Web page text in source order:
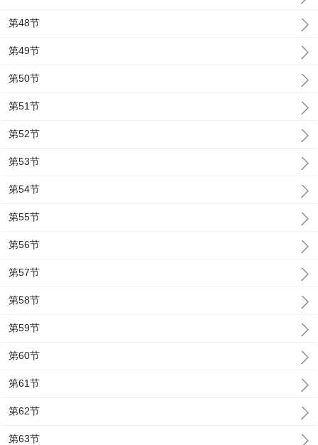
第48节
第49节
第50节
第51节
第52节
第53节
第54节
第55节
第56节
第57节
第58节
第59节
第60节
第61节
第62节
第63节